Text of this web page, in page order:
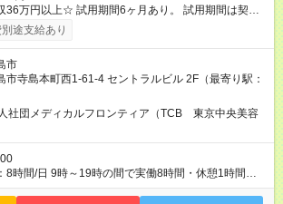
36万円以上☆ 試用期間6ヶ月あり。 試用期間は契約
、月給26万円となります。 ＜試用期間終了後＞ 月給
ンセンティブ（平均8万円）+残業代等 ＝平均月収36
アリ】 年次昇給制度で毎年月給が上がっていくので
合でもしっかり昇給♪ 【試用期間】試用期間あ
の長さ：6ヶ月 ※ 雇用形態と給与に、本採用時と異
あります。 雇用形態：中途採用（契約社員） 給与：
円以上
途支給あり
市
市寺島本町西1-61-4 セントラルビル 2F（最寄り駅：
社団メディカルフロンティア（TCB 東京中央美容
8時間/日 9時～19時の間で実働8時間・休憩1時間
無し！】 残業月平均2.6時間のため、ほぼ毎日定時で